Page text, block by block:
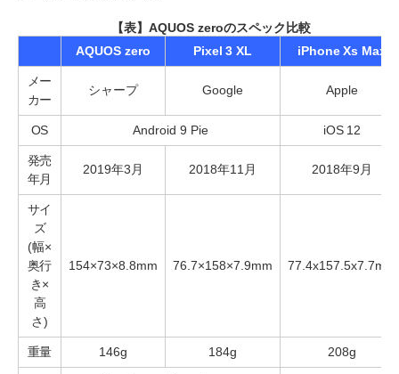
【表】AQUOS zeroのスペック比較
AQUOS zero
Pixel 3 XL iPhone Xs Max
メー
カー
シャープ Google Apple
OS Android 9 Pie iOS 12
発売
年月
2019年3月 2018年11月 2018年9月
サイ
ズ
(幅×
奥行
き×
高
さ)
154×73×8.8mm 76.7×158×7.9mm 77.4x157.5x7.7mm
重量 146g 184g 208g